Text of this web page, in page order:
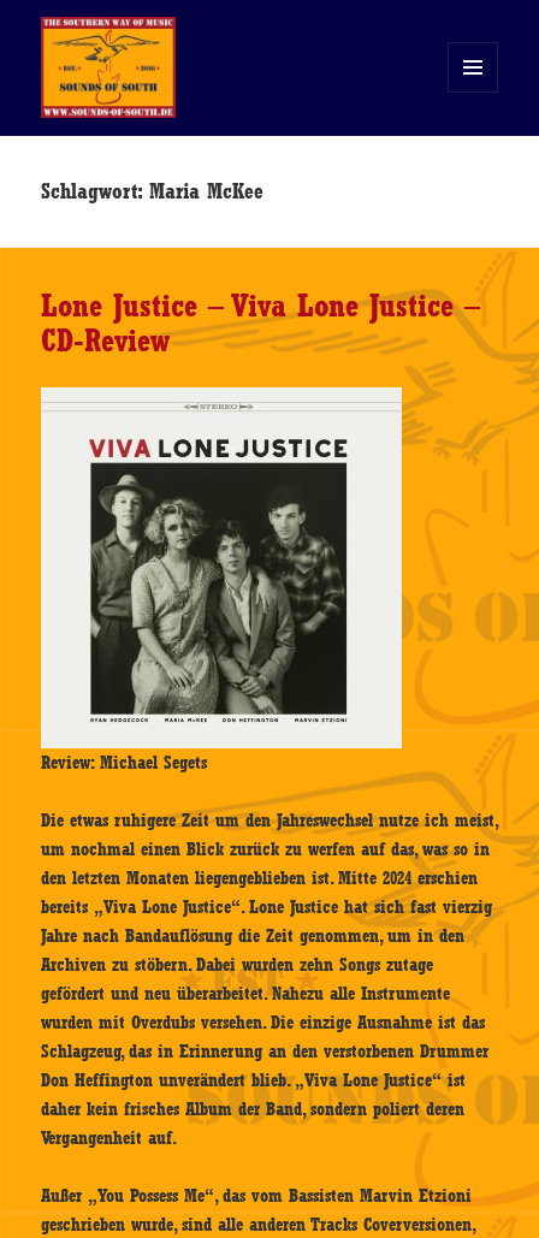
WIDGETS
Schlagwort:Maria McKee
Lone Justice – Viva Lone Justice –
CD-Review
Review: Michael Segets
Die etwas ruhigere Zeit um den Jahreswechsel nutze ich meist,
um nochmal einen Blick zurück zu werfen auf das, was so in
den letzten Monaten liegengeblieben ist. Mitte 2024 erschien
bereits „Viva Lone Justice“. Lone Justice hat sich fast vierzig
Jahre nach Bandauflösung die Zeit genommen, um in den
Archiven zu stöbern. Dabei wurden zehn Songs zutage
gefördert und neu überarbeitet. Nahezu alle Instrumente
wurden mit Overdubs versehen. Die einzige Ausnahme ist das
Schlagzeug, das in Erinnerung an den verstorbenen Drummer
Don Heffington unverändert blieb. „Viva Lone Justice“ ist
daher kein frisches Album der Band, sondern poliert deren
Vergangenheit auf.
Außer „You Possess Me“, das vom Bassisten Marvin Etzioni
geschrieben wurde, sind alle anderen Tracks Coverversionen,